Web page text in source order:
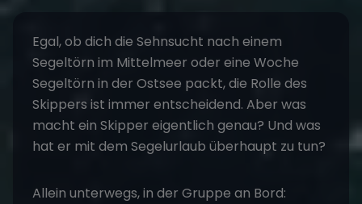
Egal, ob dich die Sehnsucht nach einem
Segeltörn im Mittelmeer oder eine Woche
Segeltörn in der Ostsee packt, die Rolle des
Skippers ist immer entscheidend. Aber was
macht ein Skipper eigentlich genau? Und was
hat er mit dem Segelurlaub überhaupt zu tun?
Allein unterwegs, in der Gruppe an Bord: